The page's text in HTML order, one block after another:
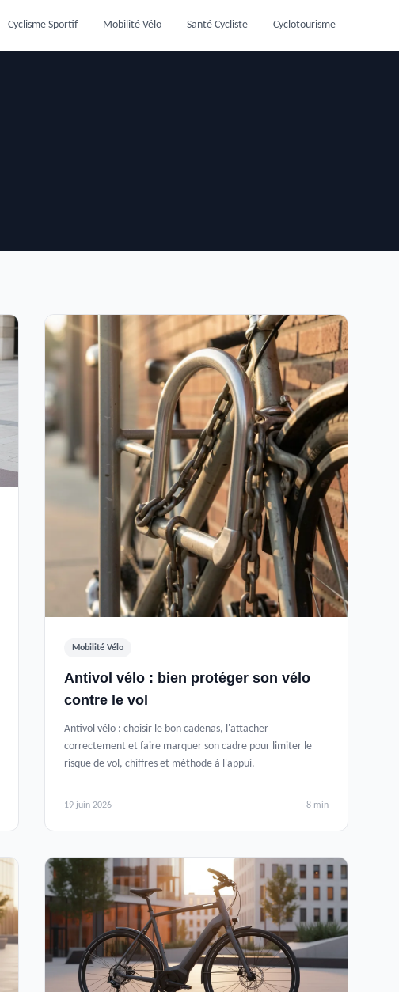
Cyclisme Sportif Mobilité Vélo Santé Cycliste Cyclotourisme
Mobilité Vélo
Antivol vélo : bien protéger son vélo
contre le vol
Antivol vélo : choisir le bon cadenas, l'attacher
correctement et faire marquer son cadre pour limiter le
risque de vol, chiffres et méthode à l'appui.
19 juin 2026 8 min